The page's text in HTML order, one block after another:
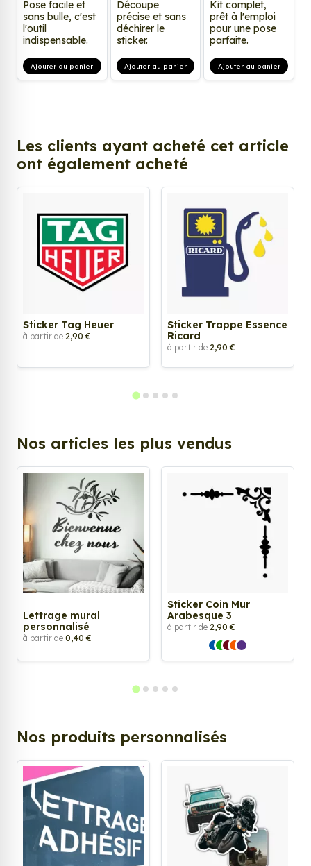
Pose facile et
sans bulle, c'est
l'outil
indispensable.
Ajouter au panier
Découpe
précise et sans
déchirer le
sticker.
Ajouter au panier
Kit complet,
prêt à l'emploi
pour une pose
parfaite.
Ajouter au panier
Les clients ayant acheté cet article
ont également acheté
Sticker Tag Heuer
à partir de 2,90 €
Sticker Trappe Essence
Ricard
à partir de 2,90 €
Nos articles les plus vendus
Lettrage mural
personnalisé
à partir de 0,40 €
Sticker Coin Mur
Arabesque 3
à partir de 2,90 €
Nos produits personnalisés